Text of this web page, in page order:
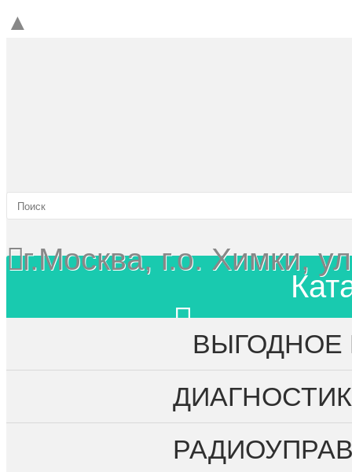
▲
г.Москва, г.о. Химки,
ВЫГОДНОЕ